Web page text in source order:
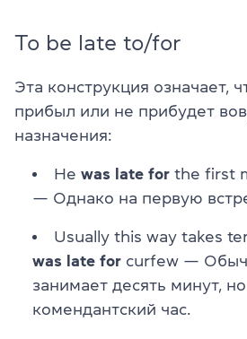
To be late to/for
Эта конструкция означает,
прибыл или не прибудет
назначения:
He was late for the first
— Однако на первую
Usually this way takes
was late for curfew —
занимает десять минут,
комендантский час.